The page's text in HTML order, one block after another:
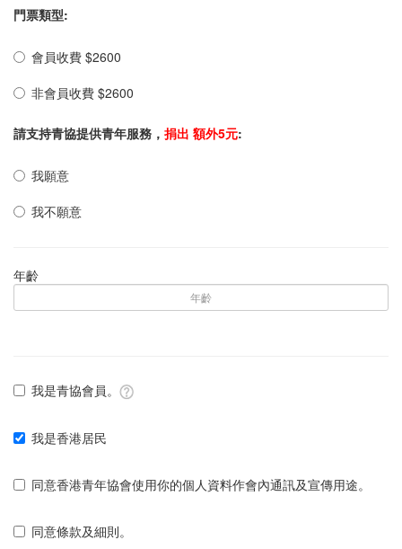
門票類型:
會員收費 $2600
非會員收費 $2600
請支持青協提供青年服務， 捐出 額外5元:
我願意
我不願意
年齡
我是青協會員。
我是香港居民
同意香港青年協會使用你的個人資料作會內通訊及宣傳用途。
同意條款及細則。